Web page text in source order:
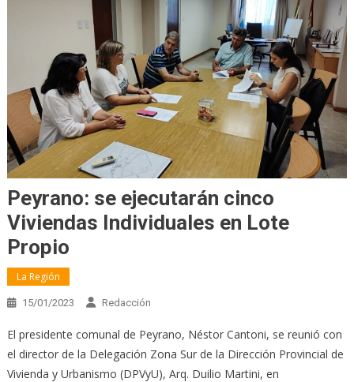
Peyrano: se ejecutarán cinco
Viviendas Individuales en Lote
Propio
La Región
15/01/2023 Redacción
El presidente comunal de Peyrano, Néstor Cantoni, se reunió con
el director de la Delegación Zona Sur de la Dirección Provincial de
Vivienda y Urbanismo (DPVyU), Arq. Duilio Martini, en